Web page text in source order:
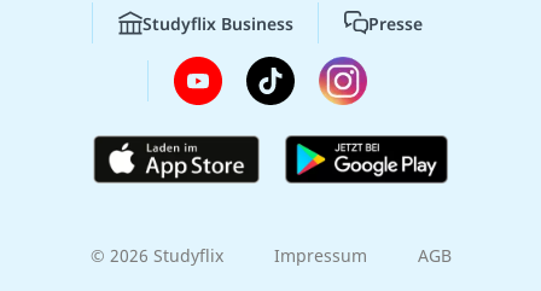
Studyflix Business Presse
© 2026 Studyflix Impressum AGB